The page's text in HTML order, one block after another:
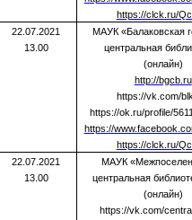
https://clck.ru/
22.07.2021
13.00
МАУК «Балаковская
центральная
(онлайн)
http://bgcb.ru
https://vk.com/
https://ok.ru/profile/
https://
https://clck.ru/
22.07.2021
13.00
МАУК
центральная
(онлайн)
https://vk.com/